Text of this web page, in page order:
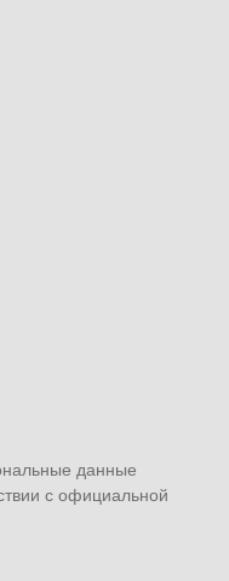
данные
с официальной